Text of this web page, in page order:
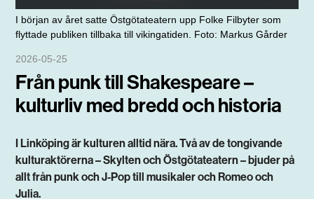
I början av året satte Östgötateatern upp Folke Filbyter som
flyttade publiken tillbaka till vikingatiden. Foto: Markus Gårder
2026-05-25
Från punk till Shakespeare –
kulturliv med bredd och historia
I Linköping är kulturen alltid nära. Två av de tongivande
kulturaktörerna – Skylten och Östgötateatern – bjuder på
allt från punk och J-Pop till musikaler och Romeo och
Julia.